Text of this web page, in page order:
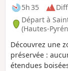
5h 35
Départ à
(Hautes-
Découvrez une
préservée :
étendues